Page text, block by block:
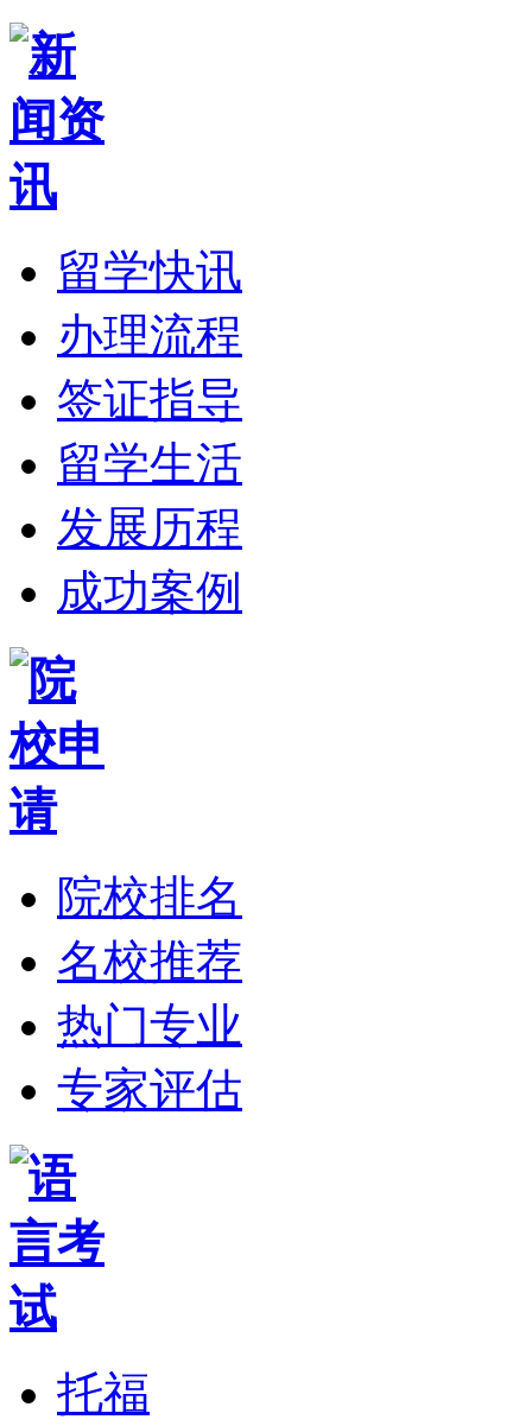
留学快讯
办理流程
签证指导
留学生活
发展历程
成功案例
院校排名
名校推荐
热门专业
专家评估
托福